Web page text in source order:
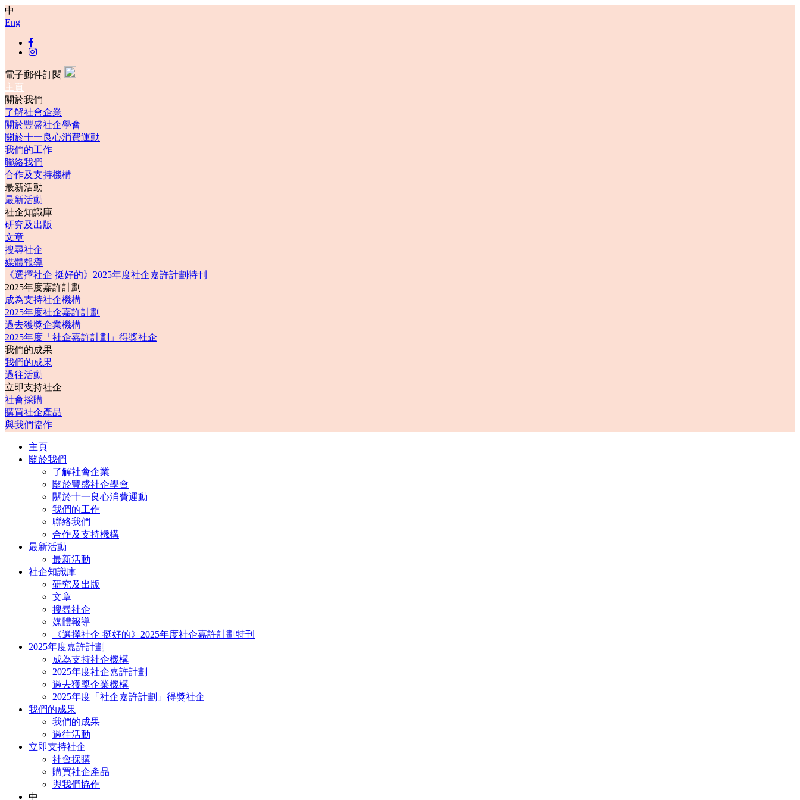
中
Eng
電子郵件訂閱
主頁
關於我們
了解社會企業
關於豐盛社企學會
關於十一良心消費運動
我們的工作
聯絡我們
合作及支持機構
最新活動
最新活動
社企知識庫
研究及出版
文章
搜尋社企
媒體報導
《選擇社企 挺好的》2025年度社企嘉許計劃特刊
2025年度嘉許計劃
成為支持社企機構
2025年度社企嘉許計劃
過去獲獎企業機構
2025年度「社企嘉許計劃」得獎社企
我們的成果
我們的成果
過往活動
立即支持社企
社會採購
購買社企產品
與我們協作
主頁
關於我們
了解社會企業
關於豐盛社企學會
關於十一良心消費運動
我們的工作
聯絡我們
合作及支持機構
最新活動
最新活動
社企知識庫
研究及出版
文章
搜尋社企
媒體報導
《選擇社企 挺好的》2025年度社企嘉許計劃特刊
2025年度嘉許計劃
成為支持社企機構
2025年度社企嘉許計劃
過去獲獎企業機構
2025年度「社企嘉許計劃」得獎社企
我們的成果
我們的成果
過往活動
立即支持社企
社會採購
購買社企產品
與我們協作
中